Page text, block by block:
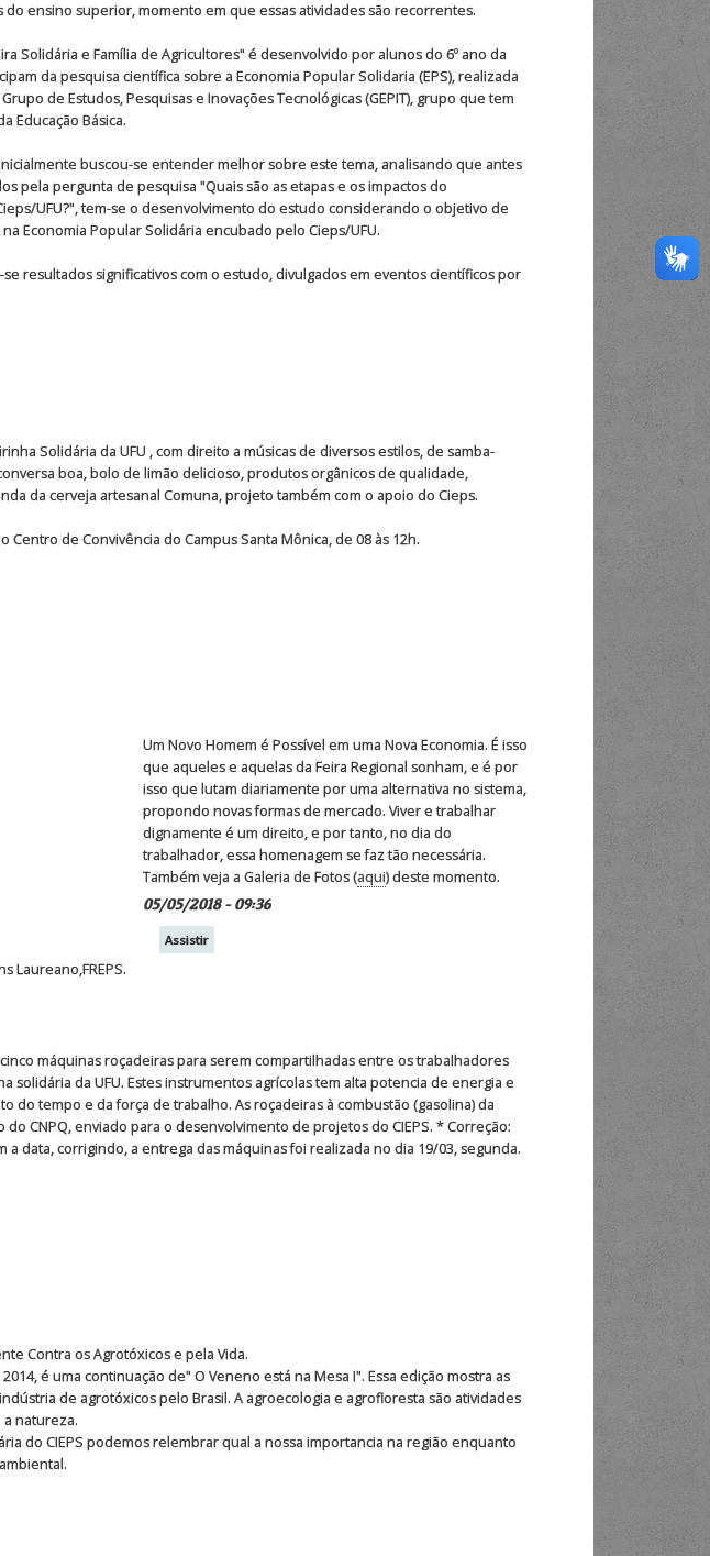
ensino superior, momento em que essas atividades são recorrentes.
Solidária e Família de Agricultores" é desenvolvido por alunos do 6º ano da
da pesquisa científica sobre a Economia Popular Solidaria (EPS), realizada
de Estudos, Pesquisas e Inovações Tecnológicas (GEPIT), grupo que tem
Educação Básica.
buscou-se entender melhor sobre este tema, analisando que antes
pela pergunta de pesquisa "Quais são as etapas e os impactos do
UFU?", tem-se o desenvolvimento do estudo considerando o objetivo de
Economia Popular Solidária encubado pelo Cieps/UFU.
resultados significativos com o estudo, divulgados em eventos científicos por
Solidária da UFU , com direito a músicas de diversos estilos, de samba-
boa, bolo de limão delicioso, produtos orgânicos de qualidade,
da cerveja artesanal Comuna, projeto também com o apoio do Cieps.
Centro de Convivência do Campus Santa Mônica, de 08 às 12h.
Laureano,FREPS.
Um Novo Homem é Possível em uma Nova Economia. É isso
que aqueles e aquelas da Feira Regional sonham, e é por
isso que lutam diariamente por uma alternativa no sistema,
propondo novas formas de mercado. Viver e trabalhar
dignamente é um direito, e por tanto, no dia do
trabalhador, essa homenagem se faz tão necessária.
Também veja a Galeria de Fotos (aqui) deste momento.
05/05/2018 - 09:36
Assistir
máquinas roçadeiras para serem compartilhadas entre os trabalhadores
solidária da UFU. Estes instrumentos agrícolas tem alta potencia de energia e
do tempo e da força de trabalho. As roçadeiras à combustão (gasolina) da
CNPQ, enviado para o desenvolvimento de projetos do CIEPS. * Correção:
data, corrigindo, a entrega das máquinas foi realizada no dia 19/03, segunda.
Contra os Agrotóxicos e pela Vida.
é uma continuação de" O Veneno está na Mesa I". Essa edição mostra as
de agrotóxicos pelo Brasil. A agroecologia e agrofloresta são atividades
natureza.
do CIEPS podemos relembrar qual a nossa importancia na região enquanto